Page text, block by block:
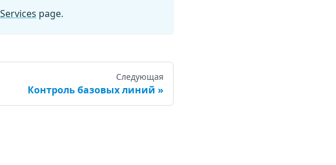
Services page.
Следующая
Контроль базовых линий